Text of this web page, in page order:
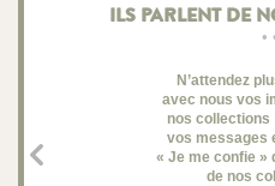
ILS PARLENT DE
•
N’attendez
avec nous vos
nos collections
vos messages
« Je me confie »
de nos